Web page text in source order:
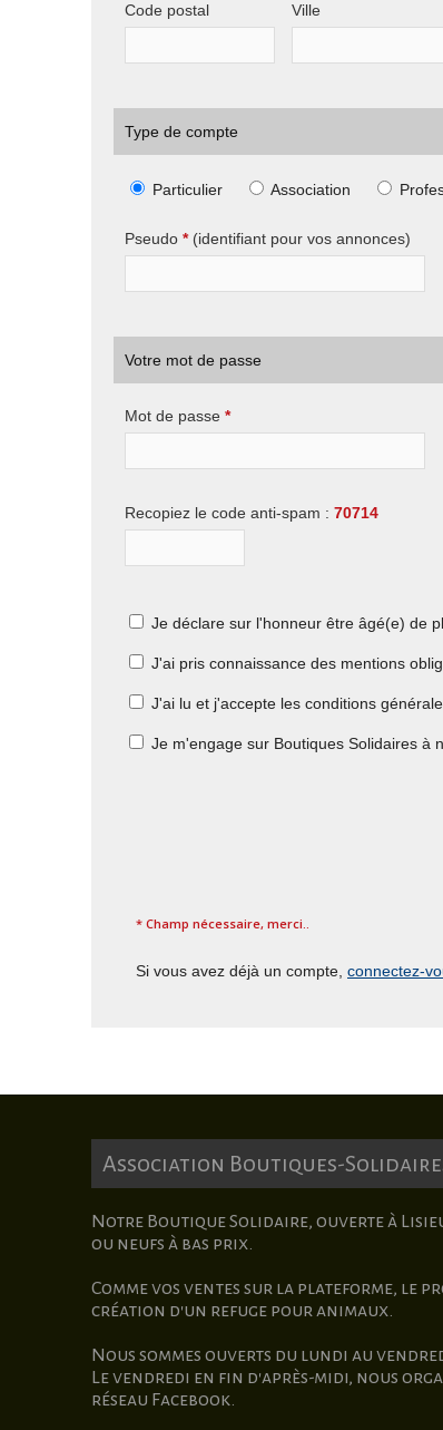
Code postal Ville
Type de compte
Particulier Association
Pseudo *(identifiant pour vos annonces)
Votre mot de passe
Mot de passe *
Recopiez le code anti-spam : 70714
Je déclare sur l'honneur être âgé(e) de
J'ai pris connaissance des mentions
J'ai lu et j'accepte les conditions
Je m'engage sur Boutiques Solidaires à
* Champ nécessaire, merci..
Si vous avez déjà un compte, connectez-
Association Boutiques-
Notre Boutique Solidaire, ouverte à
ou neufs à bas prix.
Comme vos ventes sur la plateforme, le
création d'un refuge pour animaux.
Nous sommes ouverts du lundi au
Le vendredi en fin d'après-midi, nous
réseau Facebook.